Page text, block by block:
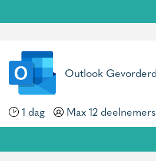
Outlook
1 dag
Max 12 deelnemers